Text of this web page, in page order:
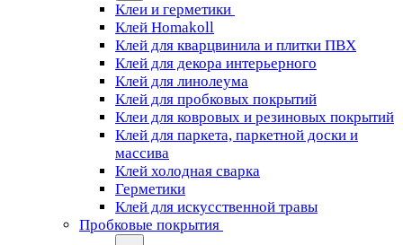
Клеи и герметики
Клей Homakoll
Клей для кварцвинила и плитки ПВХ
Клей для декора интерьерного
Клей для линолеума
Клей для пробковых покрытий
Клеи для ковровых и резиновых покрытий
Клей для паркета, паркетной доски и
массива
Клей холодная сварка
Герметики
Клей для искусственной травы
Пробковые покрытия